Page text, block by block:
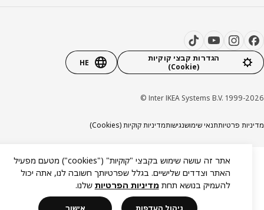
הגדרות קבצי קוקיות
HE
Inter IKEA Systems B.V. 1999-
פרטיותתנאי שימושנגישותמדיניות קוקיות (Cookies)
אתר זה עושה שימוש בקבצי "קוקיות" ("cookies") מטעם מפעיל
האתר וצדדים שלישיים. בגלל שפרטיותך חשובה לנו, אתה יכול
להעמיק בנושא תחתמדיניות הפרטיותשלנו.
ניהול העדפות אישור